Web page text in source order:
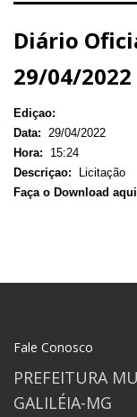
Diário
29/04/2022
Ediçao:
Data:
29/04/2022
Hora:
15:24
Descriçao:
Licitação
Faça o Download
Fale Conosco
PREFEITURA
GALILÉIA-MG